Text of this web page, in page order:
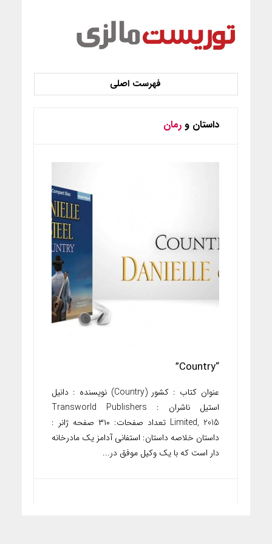
داستان و رمان
“Country”
عنوان کتاب : کشور (Country) نویسنده : دانیل
استیل ناشران : Transworld Publishers
Limited, 2015 تعداد صفحات: ۳۱۰ صفحه ژانر :
داستان خلاصه داستان: استفانی آدامز یک مادرخانه
دار است که با یک وکیل موفق در...